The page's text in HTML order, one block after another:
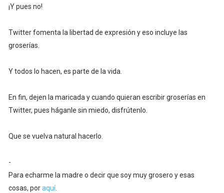
¡Y pues no!
Twitter fomenta la libertad de expresión y eso incluye las
groserías.
Y todos lo hacen, es parte de la vida.
En fin, dejen la maricada y cuando quieran escribir groserías en
Twitter, pues háganle sin miedo, disfrútenlo.
Que se vuelva natural hacerlo.
-
Para echarme la madre o decir que soy muy grosero y esas
cosas, poraquí.